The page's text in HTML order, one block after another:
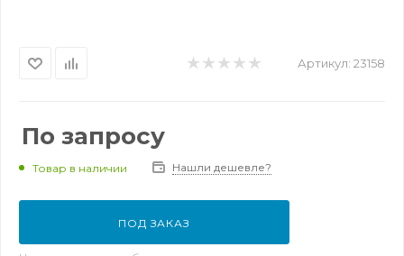
Артикул: 23158
По запросу
Товар в наличии Нашли дешевле?
ПОД ЗАКАЗ